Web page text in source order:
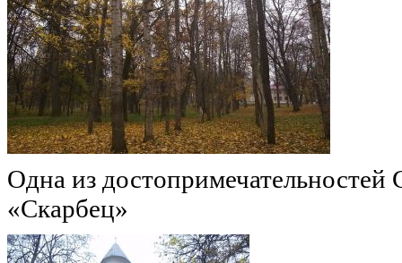
Одна из достопримечательностей
«Скарбец»